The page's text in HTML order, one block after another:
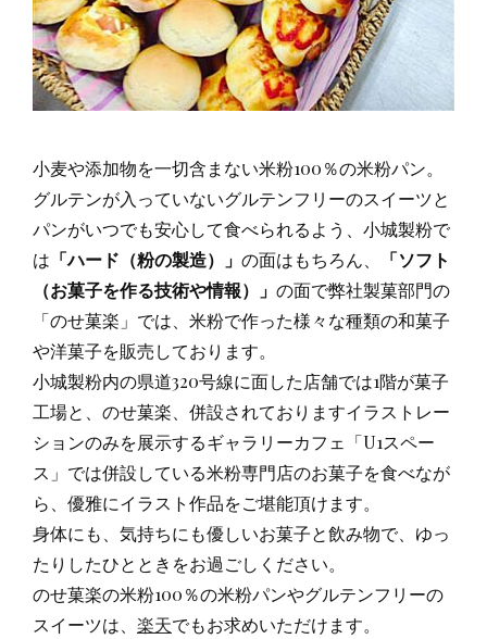
小麦や添加物を一切含まない米粉100％の米粉パン。
グルテンが入っていないグルテンフリーのスイーツと
パンがいつでも安心して食べられるよう、小城製粉で
は 「ハード（粉の製造）」 の面はもちろん、
「ソフト
（お菓子を作る技術や情報）」 の面で弊社製菓部門の
「のせ菓楽」では、米粉で作った様々な種類の和菓子
や洋菓子を販売しております。
小城製粉内の県道320号線に面した店舗では1階が菓子
工場と、のせ菓楽、併設されておりますイラストレー
ションのみを展示するギャラリーカフェ「U1スペー
ス」では併設している米粉専門店のお菓子を食べなが
ら、優雅にイラスト作品をご堪能頂けます。
身体にも、気持ちにも優しいお菓子と飲み物で、ゆっ
たりしたひとときをお過ごしください。
のせ菓楽の米粉100％の米粉パンやグルテンフリーの
スイーツは、 楽天でもお求めいただけます。